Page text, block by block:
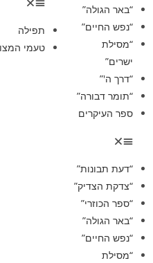
“באר הגולה”
“נפש החיים”
“מסילת
ישרים”
“דרך ה'”
“תומר דבורה”
ספר העיקרים
“דעת תבונות”
“צדקת הצדיק”
“ספר הכוזרי”
“באר הגולה”
“נפש החיים”
“מסילת
תפילה
טעמי